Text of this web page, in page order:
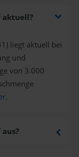
aktuell?
liegt aktuell bei
und
von 3.000
.